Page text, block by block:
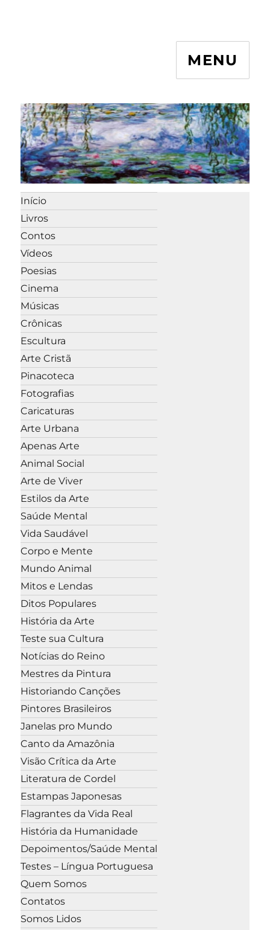
MENU
Início
Livros
Contos
Vídeos
Poesias
Cinema
Músicas
Crônicas
Escultura
Arte Cristã
Pinacoteca
Fotografias
Caricaturas
Arte Urbana
Apenas Arte
Animal Social
Arte de Viver
Estilos da Arte
Saúde Mental
Vida Saudável
Corpo e Mente
Mundo Animal
Mitos e Lendas
Ditos Populares
História da Arte
Teste sua Cultura
Notícias do Reino
Mestres da Pintura
Historiando Canções
Pintores Brasileiros
Janelas pro Mundo
Canto da Amazônia
Visão Crítica da Arte
Literatura de Cordel
Estampas Japonesas
Flagrantes da Vida Real
História da Humanidade
Depoimentos/Saúde Mental
Testes – Língua Portuguesa
Quem Somos
Contatos
Somos Lidos